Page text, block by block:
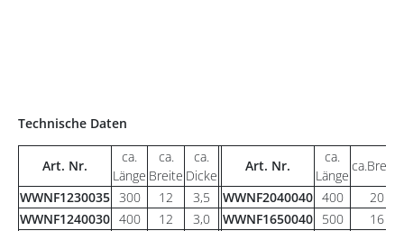
Technische Daten
Art. Nr.
ca.
Länge
ca.
Breite
ca.
Dicke
Art. Nr.
ca.
Länge
ca.Breite
WWNF1230035 300 12 3,5 WWNF2040040 400
20
WWNF1240030 400 12 3,0 WWNF1650040 500
16